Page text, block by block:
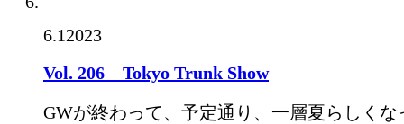
6.12023
Vol. 206 Tokyo Trunk Show
GWが終わって、予定通り、一層夏らしく